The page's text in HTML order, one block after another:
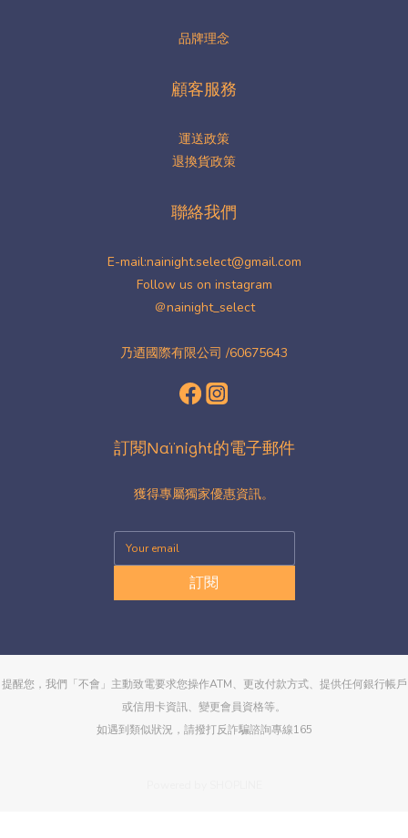
品牌理念
顧客服務
運送政策
退換貨政策
聯絡我們
E-mail:nainight.select@gmail.com
Follow us on instagram
＠nainight_select
乃迺國際有限公司 /60675643
訂閱Naïnight的電子郵件
獲得專屬獨家優惠資訊。
訂閱
提醒您，我們「不會」主動致電要求您操作ATM、更改付款方式、提供任何銀行帳戶
或信用卡資訊、變更會員資格等。
如遇到類似狀況，請撥打反詐騙諮詢專線165